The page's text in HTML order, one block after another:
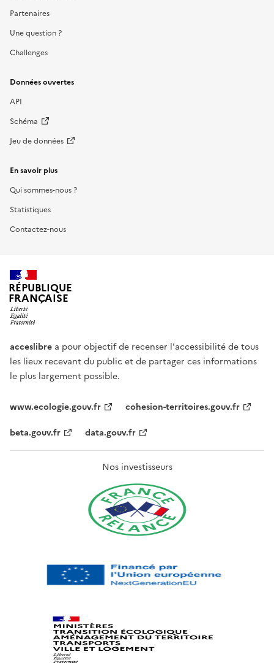
Partenaires
Une question ?
Challenges
Données ouvertes
API
Schéma
Jeu de données
En savoir plus
Qui sommes-nous ?
Statistiques
Contactez-nous
RÉPUBLIQUE
FRANÇAISE
acceslibre a pour objectif de recenser l'accessibilité de tous
les lieux recevant du public et de partager ces informations
le plus largement possible.
www.ecologie.gouv.fr
cohesion-territoires.gouv.fr
beta.gouv.fr
data.gouv.fr
Nos investisseurs